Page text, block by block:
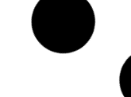
Odmiany
ZIELONE
Badania
łagodzi
nóg”